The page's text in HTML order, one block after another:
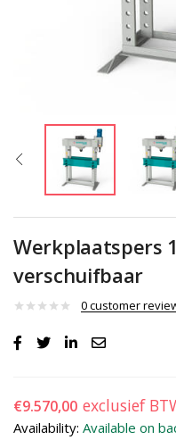
Werkplaatspers
verschuifbaar
0customer
€9.570,00 exclusief
Availability: Available on